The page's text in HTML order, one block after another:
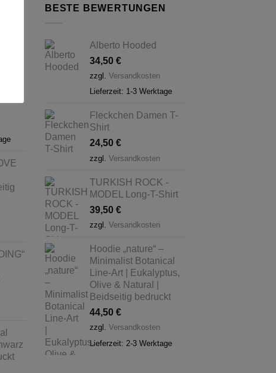
BESTE BEWERTUNGEN
Alberto Hooded
34,50 €
zzgl. Versandkosten
Lieferzeit: 1-3 Werktage
Fleckchen Damen T-
Shirt
24,50 €
zzgl. Versandkosten
TURKISH ROCK -
MODEL Long-T-Shirt
39,50 €
zzgl. Versandkosten
Hoodie „nature“ –
Minimalist Botanical
Line-Art | Eukalyptus,
Olive & Natural |
Beidseitig bedruckt
44,50 €
zzgl. Versandkosten
Lieferzeit: 2-3 Werktage